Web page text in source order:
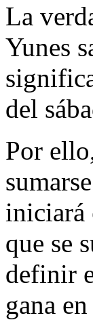
La
Yunes
del
Por
iniciará
que se
definir
gana